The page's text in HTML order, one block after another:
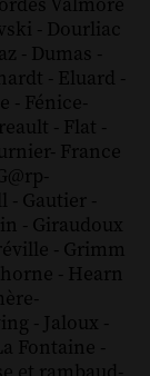
Valmore
- Dourliac
- Dumas -
- Eluard -
- Fénice-
- Flat -
- France
-
- Gautier -
- Giraudoux
- Grimm
- Hearn
-
- Jaloux -
Fontaine -